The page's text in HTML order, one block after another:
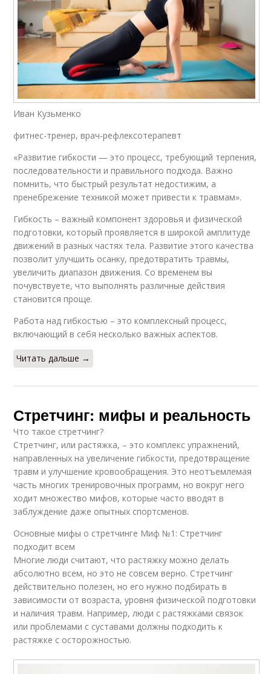
Иван Кузьменко
фитнес-тренер, врач-рефлексотерапевт
«Развитие гибкости — это процесс, требующий терпения,
последовательности и правильного подхода. Важно
помнить, что быстрый результат недостижим, а
пренебрежение техникой может привести к травмам».
Гибкость – важный компонент здоровья и физической
подготовки, который проявляется в широкой амплитуде
движений в разных частях тела. Развитие этого качества
позволит улучшить осанку, предотвратить травмы,
увеличить диапазон движения. Со временем вы
почувствуете, что выполнять различные действия
становится проще.
Работа над гибкостью – это комплексный процесс,
включающий в себя несколько важных аспектов.
Читать дальше →
Стретчинг: мифы и реальность
Что такое стретчинг?
Стретчинг, или растяжка, – это комплекс упражнений,
направленных на увеличение гибкости, предотвращение
травм и улучшение кровообращения. Это неотъемлемая
часть многих тренировочных программ, но вокруг него
ходит множество мифов, которые часто вводят в
заблуждение даже опытных спортсменов.
Основные мифы о стретчинге Миф №1: Стретчинг
подходит всем
Многие люди считают, что растяжку можно делать
абсолютно всем, но это не совсем верно. Стретчинг
действительно полезен, но его нужно подбирать в
зависимости от возраста, уровня физической подготовки
и наличия травм. Например, люди с растяжками связок
или проблемами с суставами должны подходить к
растяжке с осторожностью.